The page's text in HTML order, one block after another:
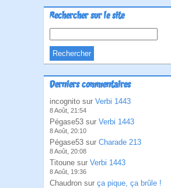
Rechercher sur le site
Derniers commentaires
incognito sur Verbi 1443
8 Août, 21:54
Pégase53 sur Verbi 1443
8 Août, 20:10
Pégase53 sur Charade 213
8 Août, 20:08
Titoune sur Verbi 1443
8 Août, 19:36
Chaudron sur ça pique, ça brûle !